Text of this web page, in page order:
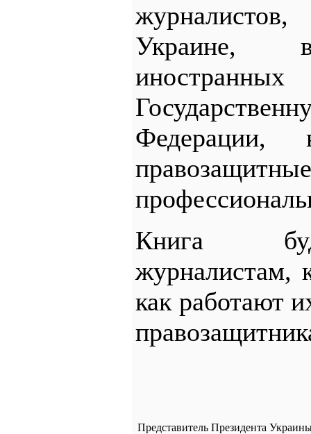
Украине,
Федерации,
Книга
журналистам,
как работают
Представитель Президента